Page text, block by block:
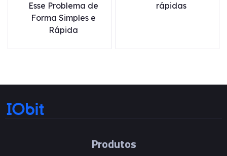
Esse Problema de
Forma Simples e
Rápida
rápidas
Produtos